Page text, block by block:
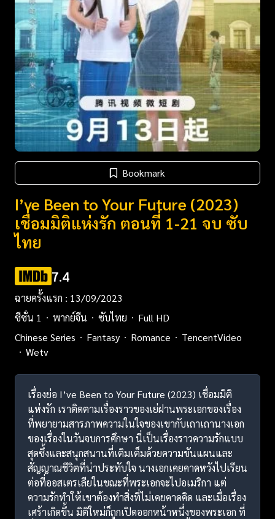
Bookmark
I’ve Been to Your Future (2023)
เชื่อมมิติแห่งรัก ตอนที่ 1-21 จบ ซับ
ไทย
7.4
ฉายครั้งแรก : 13/09/2023
ซีซั่น 1
พากย์จีน ซับไทย
Full HD
Chinese Series
Fantasy Romance
TencentVideo
Wetv
เรื่องย่อ I’ve Been to Your Future (2023) เชื่อมมิติ
แห่งรัก เราติดตามเรื่องราวของเย่ฝานพระเอกของเรื่อง
ที่พยายามสารภาพความในใจของเขากับเถาเถานางเอก
ของเรื่องในวันจบการศึกษา นี่เป็นเรื่องราวความรักแบบ
สุดซึ้งและสนุกสนานที่เติมเต็มด้วยความขันแผนและ
สัญญาณชีวิตที่น่าประทับใจ นางเอกเคยคาดหวังไปเรียน
ต่อที่ออสเตรเลียในขณะที่พระเอกจะไปอเมริกา แต่
ความรักทำให้เขาต้องทำสิ่งที่ไม่เคยคาดคิด และเมื่อเรื่อง
เศร้าเกิดขึ้น มิติใหม่ก็ถูกเปิดออกหน้าหนึ่งของพระเอก ที่